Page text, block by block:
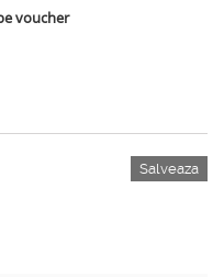
voucher
Salveaza